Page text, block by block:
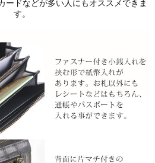
ードなどが多い人にもオススメできま
す。